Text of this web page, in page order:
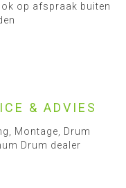
op afspraak buiten
& ADVIES
Montage, Drum
Drum dealer